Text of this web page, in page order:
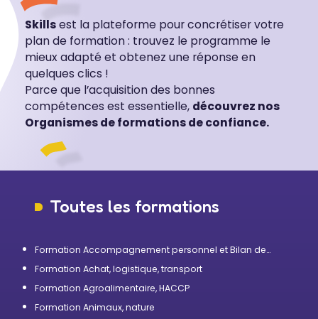
Skillsest la plateforme pour concrétiser votre
plan de formation : trouvez le programme le
mieux adapté et obtenez une réponse en
quelques clics !
Parce que l’acquisition des bonnes
compétences est essentielle, découvrez nos
Organismes de formations de confiance.
Toutes les formations
Formation Accompagnement personnel et Bilan de
Formation Achat, logistique, transport
Formation Agroalimentaire, HACCP
Formation Animaux, nature